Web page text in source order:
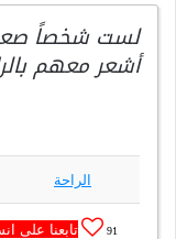
لست شخصاً صعب
أشعر معهم
الراحة
91 تابعنا على